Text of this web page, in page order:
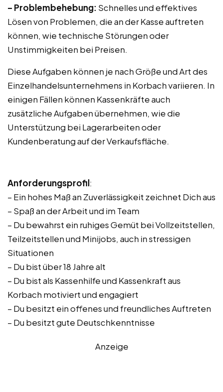
– Problembehebung: Schnelles und effektives
Lösen von Problemen, die an der Kasse auftreten
können, wie technische Störungen oder
Unstimmigkeiten bei Preisen.
Diese Aufgaben können je nach Größe und Art des
Einzelhandelsunternehmens in Korbach variieren. In
einigen Fällen können Kassenkräfte auch
zusätzliche Aufgaben übernehmen, wie die
Unterstützung bei Lagerarbeiten oder
Kundenberatung auf der Verkaufsfläche.
Anforderungsprofil:
– Ein hohes Maß an Zuverlässigkeit zeichnet Dich aus
– Spaß an der Arbeit und im Team
– Du bewahrst ein ruhiges Gemüt bei Vollzeitstellen,
Teilzeitstellen und Minijobs, auch in stressigen
Situationen
– Du bist über 18 Jahre alt
– Du bist als Kassenhilfe und Kassenkraft aus
Korbach motiviert und engagiert
– Du besitzt ein offenes und freundliches Auftreten
– Du besitzt gute Deutschkenntnisse
Anzeige